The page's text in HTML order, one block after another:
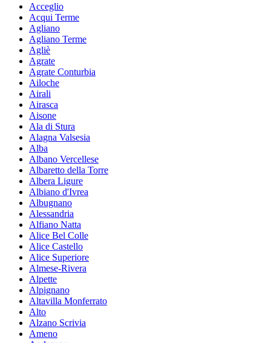
Acceglio
Acqui Terme
Agliano
Agliano Terme
Agliè
Agrate
Agrate Conturbia
Ailoche
Airali
Airasca
Aisone
Ala di Stura
Alagna Valsesia
Alba
Albano Vercellese
Albaretto della Torre
Albera Ligure
Albiano d'Ivrea
Albugnano
Alessandria
Alfiano Natta
Alice Bel Colle
Alice Castello
Alice Superiore
Almese-Rivera
Alpette
Alpignano
Altavilla Monferrato
Alto
Alzano Scrivia
Ameno